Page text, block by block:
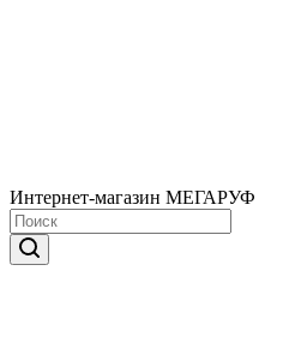
Интернет-магазин МЕГАРУФ